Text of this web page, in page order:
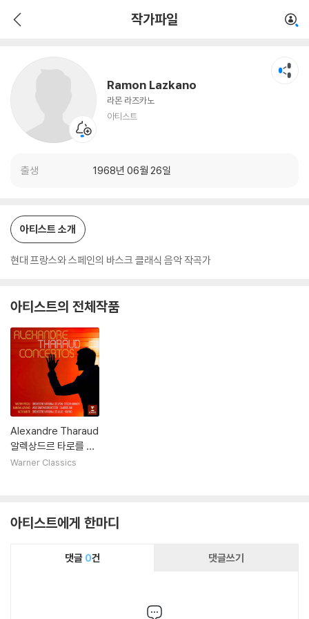
작가파일
Ramon Lazkano
라몬 라즈카노
아티스트
출생 1968년 06월 26일
아티스트 소개
현대 프랑스와 스페인의 바스크 클래식 음악 작곡가
아티스트의 전체작품
Alexandre Tharaud
알렉상드르 타로를 위
한 헌정된 피아노 협주
Concertos)
Warner Classics
아티스트에게 한마디
댓글 0건 댓글쓰기